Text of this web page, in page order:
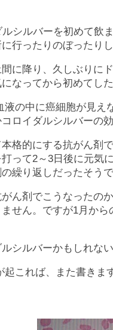
シルバーを初めて飲
行ったりのぼったりし
に降り、久しぶりに
なってから初めてし
液の中に癌細胞が見え
ロイダルシルバーの
格的にする抗がん剤
って2～3日後に元気
繰り返しだったそうで
ん剤でこうなったの
せん。ですが1月か
シルバーかもしれな
起これば、また書きま